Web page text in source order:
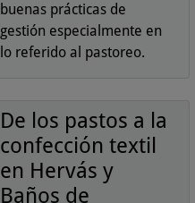
buenas prácticas de
gestión especialmente en
lo referido al pastoreo.
De los pastos a la
confección textil
en Hervás y
Baños de